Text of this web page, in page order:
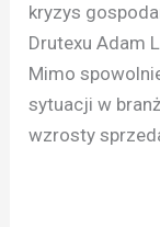
kryzys
Drutexu Adam
Mimo
sytuacji w
wzrosty